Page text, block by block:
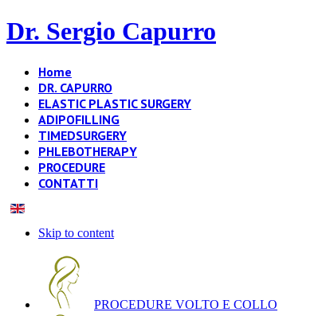
Dr. Sergio Capurro
Home
DR. CAPURRO
ELASTIC PLASTIC SURGERY
ADIPOFILLING
TIMEDSURGERY
PHLEBOTHERAPY
PROCEDURE
CONTATTI
Skip to content
PROCEDURE VOLTO E COLLO